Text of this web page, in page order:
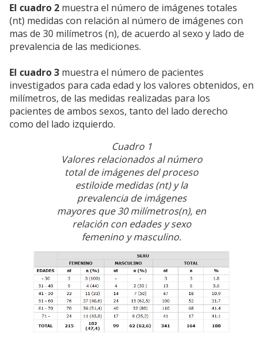
El cuadro 2 muestra el número de imágenes totales
(nt) medidas con relación al número de imágenes con
mas de 30 milímetros (n), de acuerdo al sexo y lado de
prevalencia de las mediciones.
El cuadro 3 muestra el número de pacientes
investigados para cada edad y los valores obtenidos, en
milímetros, de las medidas realizadas para los
pacientes de ambos sexos, tanto del lado derecho
como del lado izquierdo.
Cuadro 1
Valores relacionados al número
total de imágenes del proceso
estiloide medidas (nt) y la
prevalencia de imágenes
mayores que 30 milímetros(n), en
relación con edades y sexo
femenino y masculino.